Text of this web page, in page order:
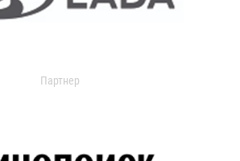
Партнер